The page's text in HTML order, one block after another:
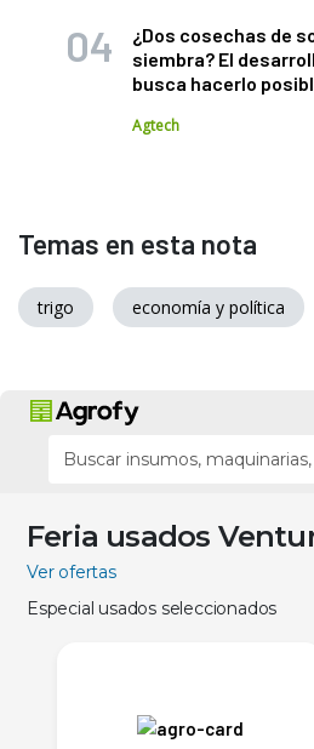
¿Dos cosechas de
siembra? El
busca hacerlo
Agtech
Temas en esta nota
trigo economía y política
Feria usados
Ver ofertas
Especial usados seleccionados